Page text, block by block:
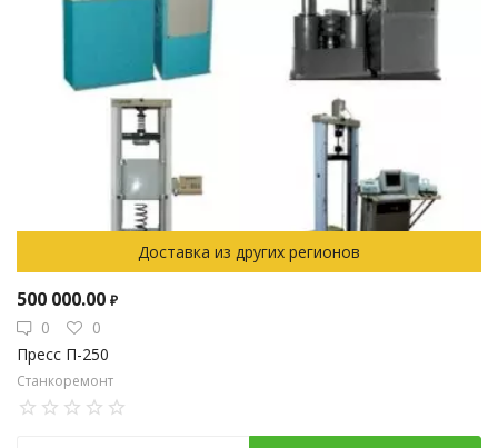
Доставка из других регионов
500 000.00 ₽
0
0
Пресс П-250
Станкоремонт